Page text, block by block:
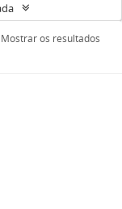
Mostrar os resultados